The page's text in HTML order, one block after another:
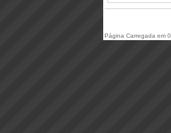
Página Carregada em